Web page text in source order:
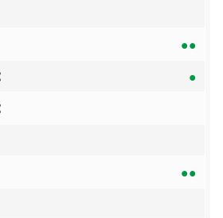
●●
●
●●